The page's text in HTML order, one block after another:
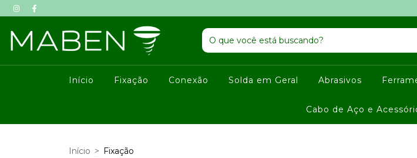
Início Fixação Conexão Solda em Geral Abrasivos
Cabo de Aço e
Início > Fixação